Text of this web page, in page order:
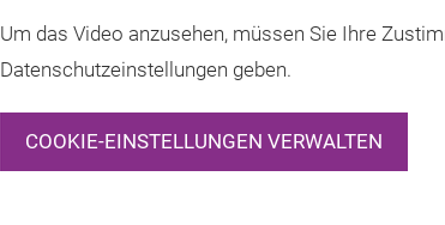
Um das Video anzusehen, müssen Sie Ihre
Datenschutzeinstellungen geben.
COOKIE-EINSTELLUNGEN VERWALTEN